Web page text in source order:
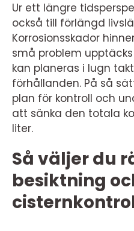
Ur ett längre
också till förlängd
Korrosionsskador
små problem
kan planeras i lugn
förhållanden. På så
plan för kontroll och
att sänka den totala
liter.
Så väljer du
besiktning